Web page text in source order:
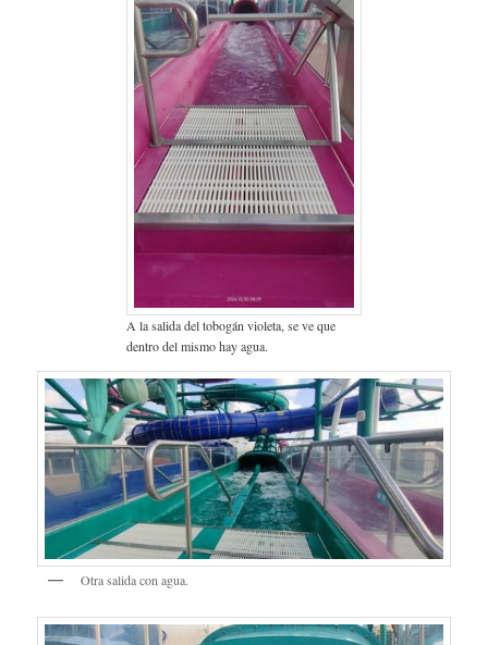
A la salida del tobogán violeta, se ve que
dentro del mismo hay agua.
Otra salida con agua.